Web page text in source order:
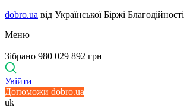
dobro.ua від Української Біржі Благодійності
Меню
Зібрано 980 029 892 грн
Увійти
Допоможи dobro.ua
uk